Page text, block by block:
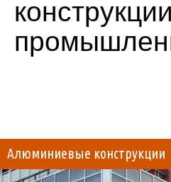
конструкции
Алюминиевые конструкции